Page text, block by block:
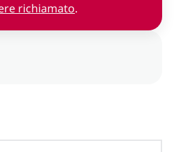
richiamato.